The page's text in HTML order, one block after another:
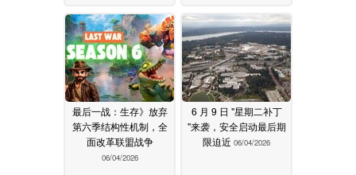
最后一战：生存》放弃
第六季结构性机制，全
面改革联盟战争
06/04/2026
6 月 9 日 "星期二补丁
"来袭，安全启动最后期
限迫近 06/04/2026